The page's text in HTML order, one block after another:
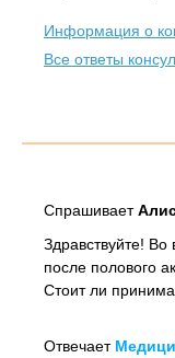
Информация о
Все ответы
Спрашивает
Здравствуйте! Во
после полового
Стоит ли
Отвечает